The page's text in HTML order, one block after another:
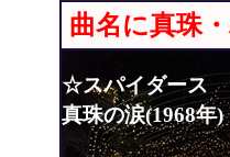
曲名に真珠
☆スパイダース
真珠の涙(1968年)